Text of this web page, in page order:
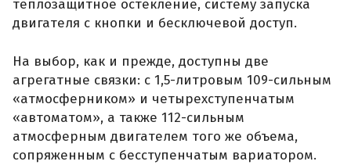
теплозащитное остекление, систему запуска
двигателя с кнопки и бесключевой доступ.
На выбор, как и прежде, доступны две
агрегатные связки: с 1,5-литровым 109-сильным
«атмосферником» и четырехступенчатым
«автоматом», а также 112-сильным
атмосферным двигателем того же объема,
сопряженным с бесступенчатым вариатором.